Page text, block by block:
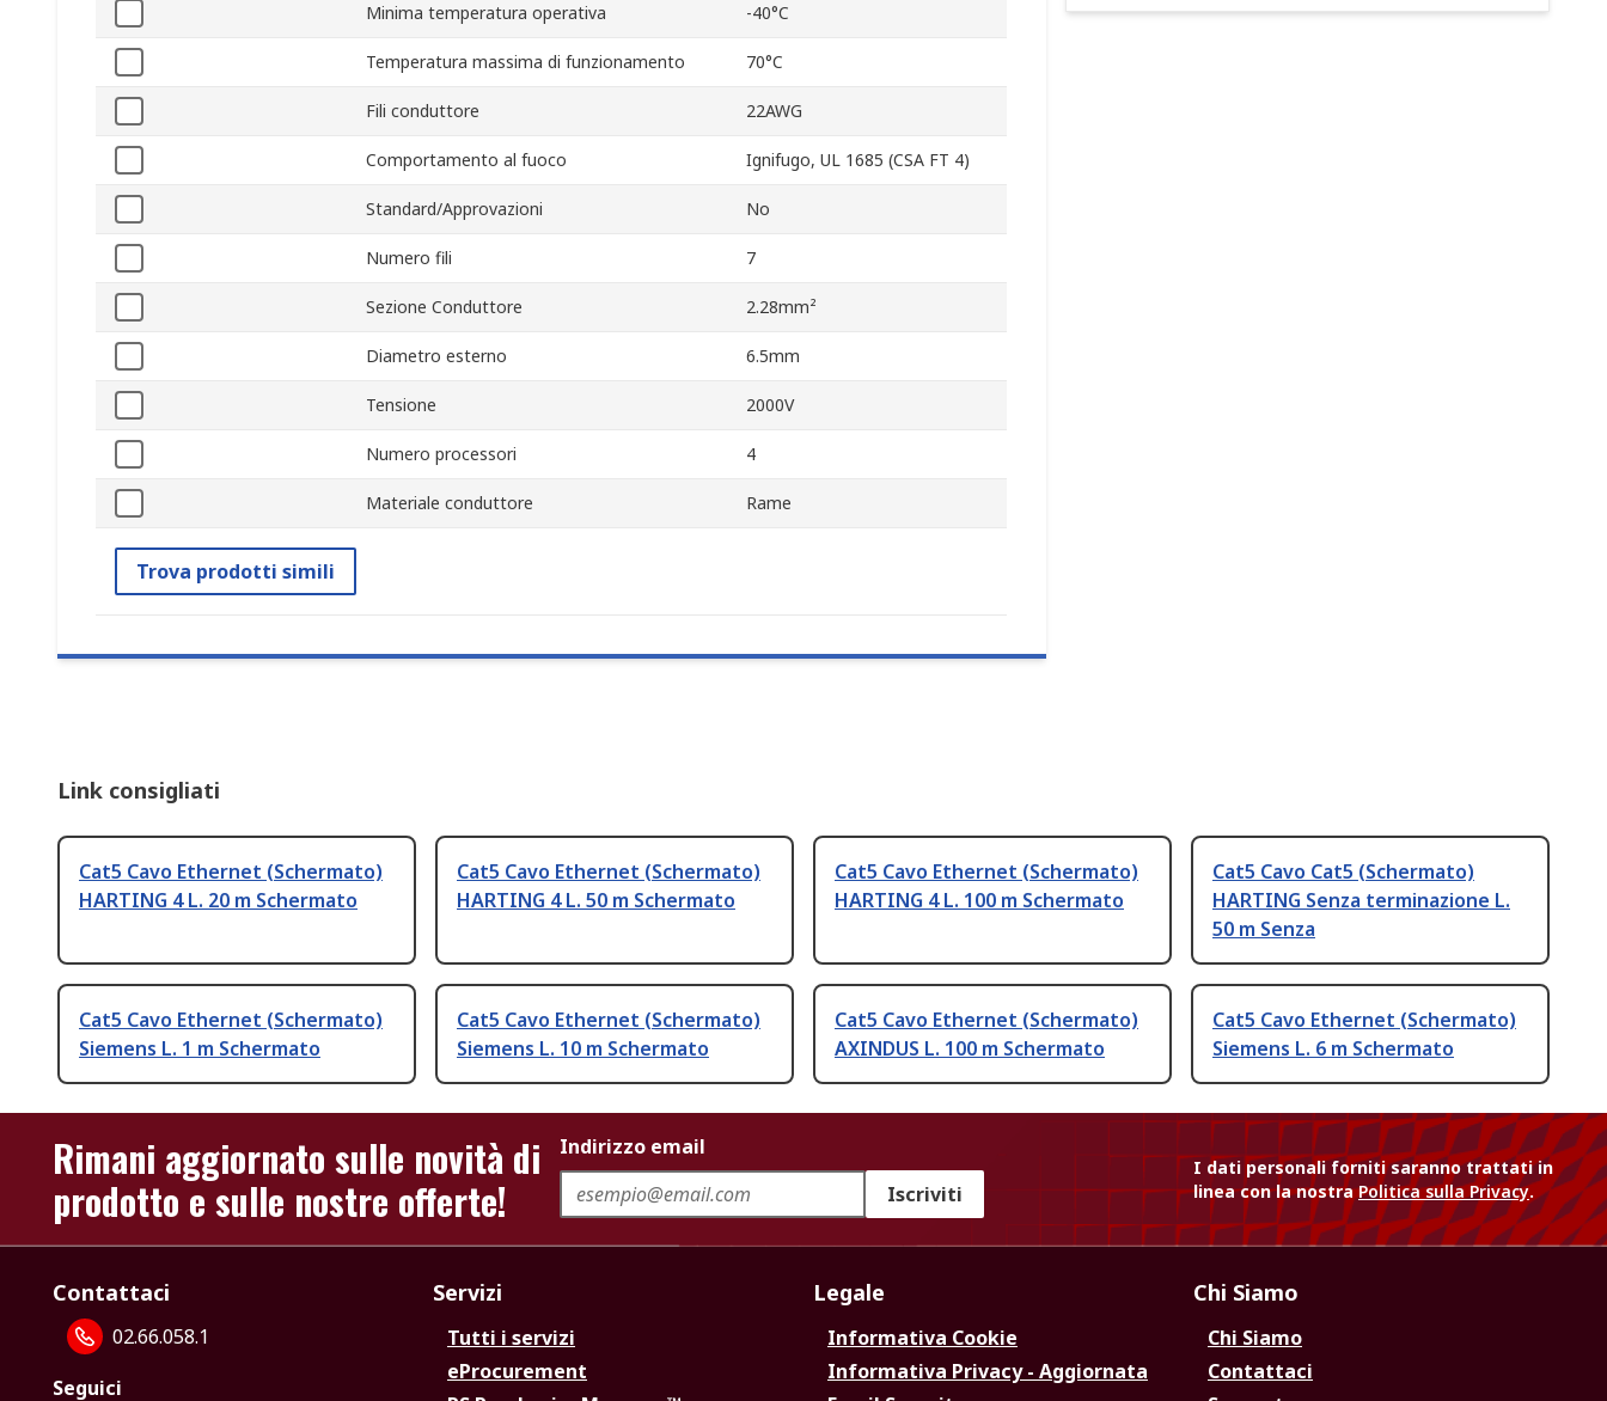
Minima temperatura operativa -40°C
Temperatura massima di funzionamento 70°C
Fili conduttore 22AWG
Comportamento al fuoco Ignifugo, UL 1685 (CSA FT 4)
Standard/Approvazioni No
Numero fili 7
Sezione Conduttore 2.28mm²
Diametro esterno 6.5mm
Tensione 2000V
Numero processori 4
Materiale conduttore Rame
Trova prodotti simili
Link consigliati
Cat5 Cavo Ethernet (Schermato)
HARTING 4 L. 20 m Schermato
Cat5 Cavo Ethernet (Schermato)
HARTING 4 L. 50 m Schermato
Cat5 Cavo Ethernet (Schermato)
HARTING 4 L. 100 m Schermato
Cat5 Cavo Cat5 (Schermato)
HARTING Senza terminazione L.
50 m Senza
Cat5 Cavo Ethernet (Schermato)
Siemens L. 1 m Schermato
Cat5 Cavo Ethernet (Schermato)
Siemens L. 10 m Schermato
Cat5 Cavo Ethernet (Schermato)
AXINDUS L. 100 m Schermato
Cat5 Cavo Ethernet (Schermato)
Siemens L. 6 m Schermato
Rimani aggiornato sulle novità di
prodotto e sulle nostre offerte!
Indirizzo email
Iscriviti
I dati personali forniti saranno trattati in
linea con la nostraPolitica sulla Privacy.
Contattaci
02.66.058.1
Seguici
Servizi
Tutti i servizi
eProcurement
Legale
Informativa Cookie
Informativa Privacy - Aggiornata
Chi Siamo
Chi Siamo
Contattaci